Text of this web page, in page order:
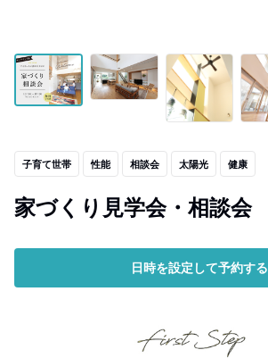
子育て世帯 性能 相談会 太陽光 健康
家づくり見学会・相談会
日時を設定して予約する